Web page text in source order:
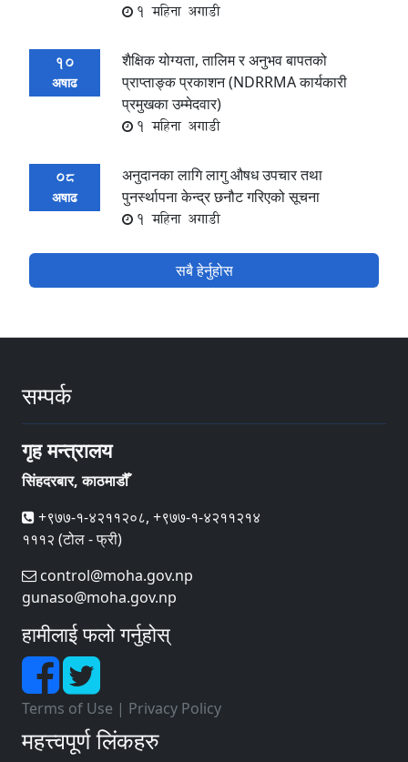
1 महिना अगाडी
10
अषाढ
शैक्षिक योग्यता, तालिम र अनुभव बापतको
प्राप्ताङ्क प्रकाशन (NDRRMA कार्यकारी
प्रमुखका उम्मेदवार)
1 महिना अगाडी
08
अषाढ
अनुदानका लागि लागु औषध उपचार तथा
पुनर्स्थापना केन्द्र छनौट गरिएको सूचना
1 महिना अगाडी
सबै हेर्नुहोस
सम्पर्क
गृह मन्त्रालय
सिंहदरबार, काठमाडौँ
+९७७-१-४२११२०८, +९७७-१-४२११२१४
१११२ (टोल - फ्री)
control@moha.gov.np
gunaso@moha.gov.np
हामीलाई फलो गर्नुहोस्
Terms of Use | Privacy Policy
महत्त्वपूर्ण लिंकहरु